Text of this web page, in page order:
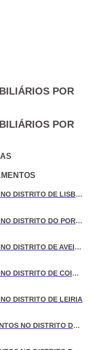
POR
POR
VENDA DE MORADIAS NO DISTRITO DE LISBOA
VENDA DE MORADIAS NO DISTRITO DO PORTO
VENDA DE MORADIAS NO DISTRITO DE AVEIRO
VENDA DE MORADIAS NO DISTRITO DE COIMBRA
DISTRITO DE LEIRIA
VENDA DE APARTAMENTOS NO DISTRITO DE LISBOA